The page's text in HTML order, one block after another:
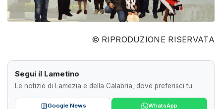
© RIPRODUZIONE RISERVATA
Segui il Lametino
Le notizie di Lamezia e della Calabria, dove preferisci tu.
Google News WhatsApp